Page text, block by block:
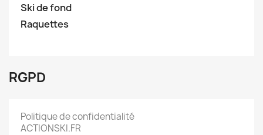
Ski de fond
Raquettes
RGPD
Politique de confidentialité
ACTIONSKI.FR